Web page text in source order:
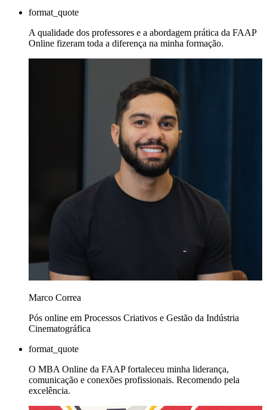
format_quote
A qualidade dos professores e a abordagem prática da FAAP
Online fizeram toda a diferença na minha formação.
Marco Correa
Pós online em Processos Criativos e Gestão da Indústria
Cinematográfica
format_quote
O MBA Online da FAAP fortaleceu minha liderança,
comunicação e conexões profissionais. Recomendo pela
excelência.